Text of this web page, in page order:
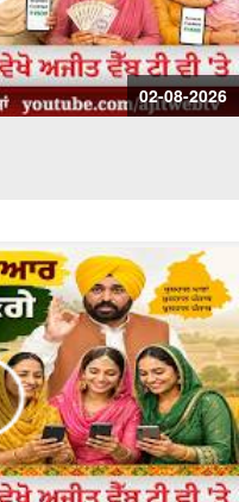
02-08-2026